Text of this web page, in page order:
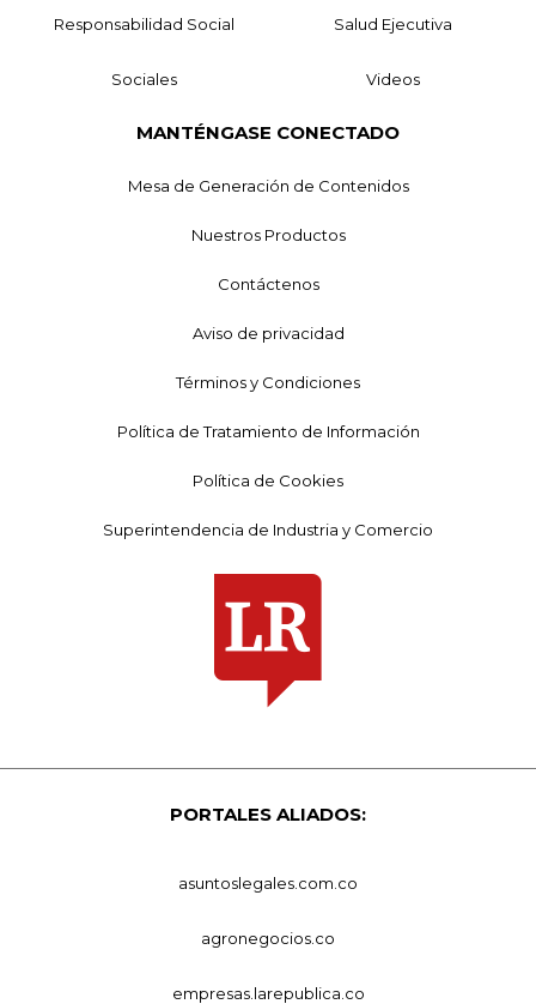
Responsabilidad Social Salud Ejecutiva
Sociales Videos
MANTÉNGASE CONECTADO
Mesa de Generación de Contenidos
Nuestros Productos
Contáctenos
Aviso de privacidad
Términos y Condiciones
Política de Tratamiento de Información
Política de Cookies
Superintendencia de Industria y Comercio
PORTALES ALIADOS:
asuntoslegales.com.co
agronegocios.co
empresas.larepublica.co